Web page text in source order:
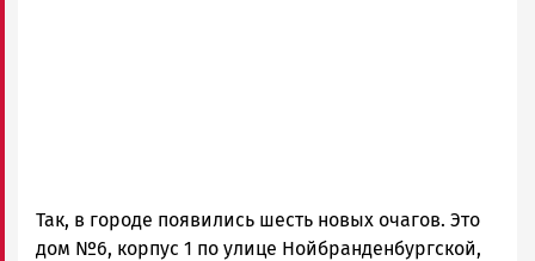
Так, в городе появились шесть новых очагов. Это
дом №6, корпус 1 по улице Нойбранденбургской,